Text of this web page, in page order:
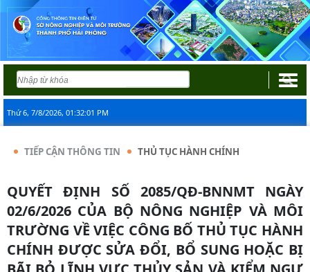
Thứ 6, 7/8/2026, 01:32:02 PM
TIẾP CẬN THÔNG TIN THỦ TỤC HÀNH CHÍNH
QUYẾT ĐỊNH SỐ 2085/QĐ-BNNMT NGÀY
02/6/2026 CỦA BỘ NÔNG NGHIỆP VÀ MÔI
TRƯỜNG VỀ VIỆC CÔNG BỐ THỦ TỤC HÀNH
CHÍNH ĐƯỢC SỬA ĐỔI, BỔ SUNG HOẶC BỊ